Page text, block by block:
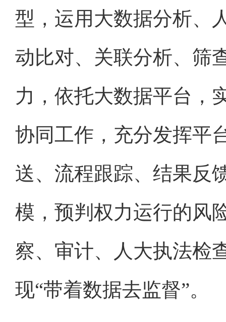
型，运用大数据分析、
动比对、关联分析、筛
力，依托大数据平台，
协同工作，充分发挥平
送、流程跟踪、结果反
模，预判权力运行的风
察、审计、人大执法检
现“带着数据去监督”。